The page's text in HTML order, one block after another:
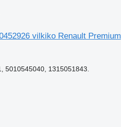
vilkiko Renault Premium
5010545040, 1315051843.